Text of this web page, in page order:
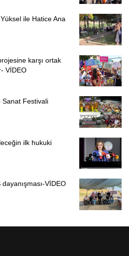
ile Hatice Ana
karşı ortak
VİDEO
Sanat Festivali
ilk hukuki
VİDEO